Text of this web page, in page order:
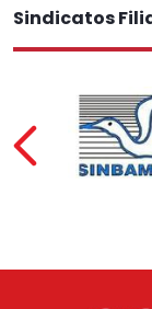
Sindicatos